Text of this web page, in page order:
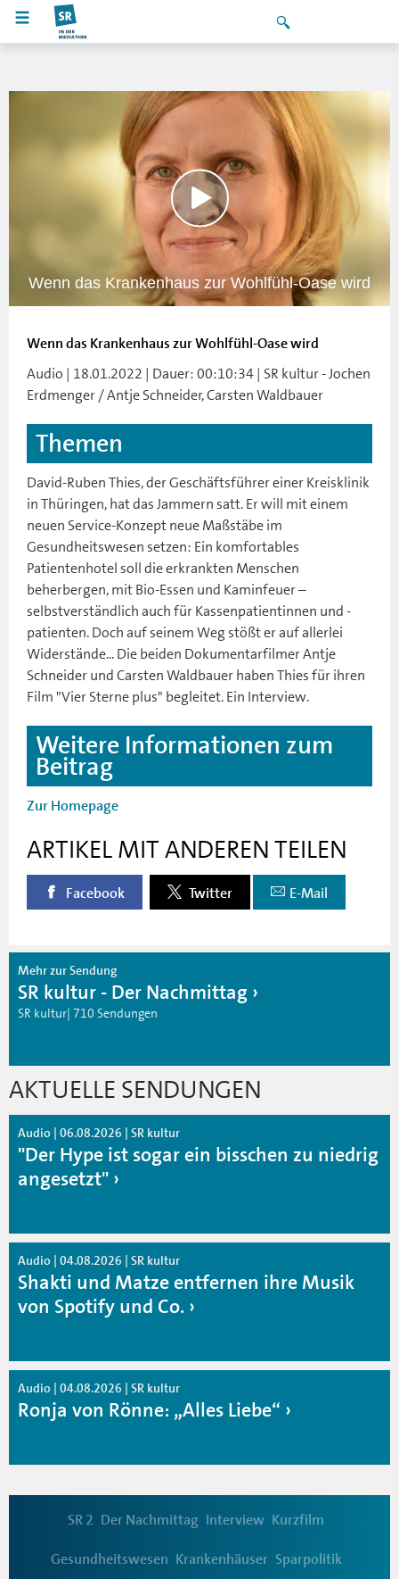
Wenn das Krankenhaus zur Wohlfühl-Oase wird
Wenn das Krankenhaus zur Wohlfühl-Oase wird
Audio | 18.01.2022 | Dauer: 00:10:34 | SR kultur - Jochen
Erdmenger / Antje Schneider, Carsten Waldbauer
Themen
David-Ruben Thies, der Geschäftsführer einer Kreisklinik
in Thüringen, hat das Jammern satt. Er will mit einem
neuen Service-Konzept neue Maßstäbe im
Gesundheitswesen setzen: Ein komfortables
Patientenhotel soll die erkrankten Menschen
beherbergen, mit Bio-Essen und Kaminfeuer –
selbstverständlich auch für Kassenpatientinnen und -
patienten. Doch auf seinem Weg stößt er auf allerlei
Widerstände... Die beiden Dokumentarfilmer Antje
Schneider und Carsten Waldbauer haben Thies für ihren
Film "Vier Sterne plus" begleitet. Ein Interview.
Weitere Informationen zum
Beitrag
Zur Homepage
ARTIKEL MIT ANDEREN TEILEN
Facebook Twitter E-Mail
Mehr zur Sendung
SR kultur - Der Nachmittag
SR kultur| 710 Sendungen
AKTUELLE SENDUNGEN
Audio | 06.08.2026 | SR kultur
"Der Hype ist sogar ein bisschen zu niedrig
angesetzt"
Audio | 04.08.2026 | SR kultur
Shakti und Matze entfernen ihre Musik
von Spotify und Co.
Audio | 04.08.2026 | SR kultur
Ronja von Rönne: „Alles Liebe“
SR 2 Der Nachmittag Interview Kurzfilm
Gesundheitswesen Krankenhäuser Sparpolitik